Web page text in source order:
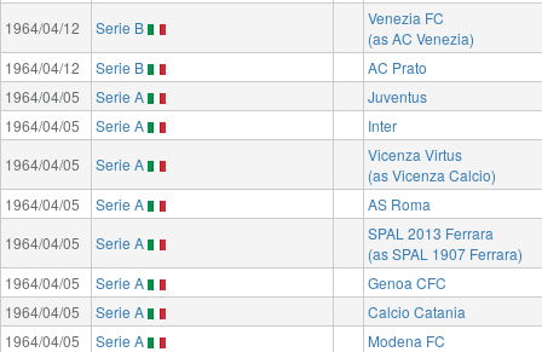
1964/04/12
Serie B
Venezia FC
(as AC Venezia)
1964/04/12
Serie B
AC Prato
1964/04/05
Serie A
Juventus
1964/04/05
Serie A
Inter
1964/04/05
Serie A
Vicenza Virtus
(as Vicenza Calcio)
1964/04/05
Serie A
AS Roma
1964/04/05
Serie A
SPAL 2013 Ferrara
(as SPAL 1907 Ferrara)
1964/04/05
Serie A
Genoa CFC
1964/04/05
Serie A
Calcio Catania
1964/04/05
Serie A
Modena FC